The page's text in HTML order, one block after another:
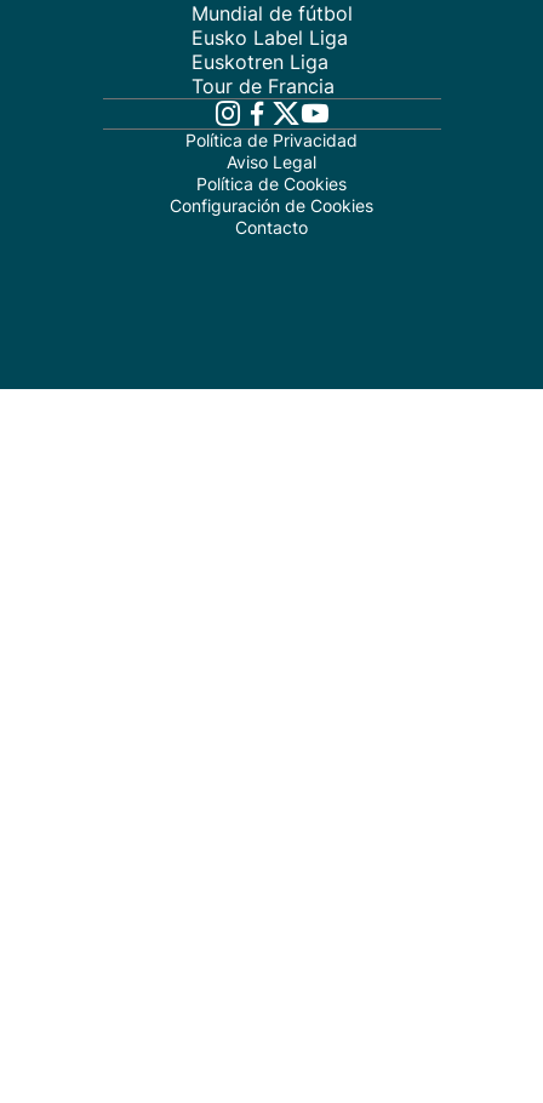
Mundial de fútbol
Eusko Label Liga
Euskotren Liga
Tour de Francia
Política de Privacidad
Aviso Legal
Política de Cookies
Configuración de Cookies
Contacto